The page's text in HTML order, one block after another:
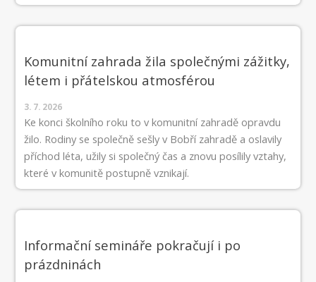
Komunitní zahrada žila společnými zážitky,
létem i přátelskou atmosférou
3. 7. 2026
Ke konci školního roku to v komunitní zahradě opravdu
žilo. Rodiny se společně sešly v Bobří zahradě a oslavily
příchod léta, užily si společný čas a znovu posílily vztahy,
které v komunitě postupně vznikají.
Informační semináře pokračují i po
prázdninách